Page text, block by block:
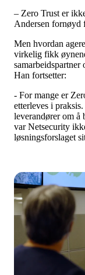
– Zero Trust er
Andersen fornøyd
Men hvordan
virkelig fikk
Han fortsetter:
- For mange er
etterleves i
leverandører om å
var Netsecurity
løsningsforslaget